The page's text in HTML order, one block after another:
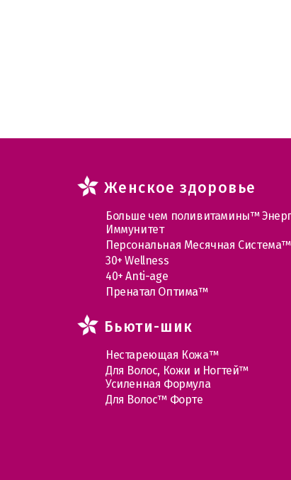
Женское здоровье
Больше чем поливитамины™
Иммунитет
Персональная Месячная Система™
30+ Wellness
40+ Anti-age
Пренатал Оптима™
Бьюти-шик
Нестареющая Кожа™
Для Волос, Кожи и Ногтей™
Усиленная Формула
Для Волос™ Форте